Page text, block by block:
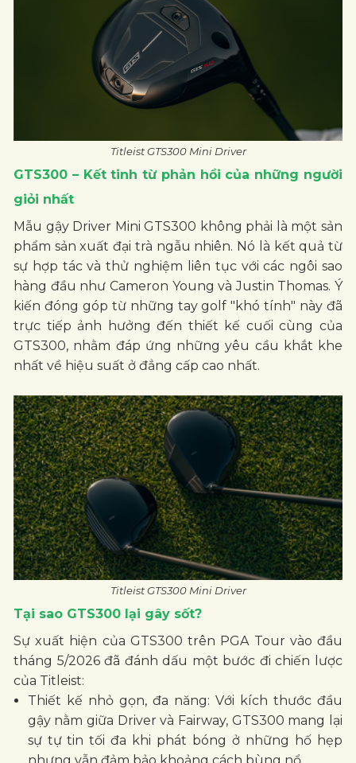
Titleist GTS300 Mini Driver
GTS300 – Kết tinh từ phản hồi của những người
giỏi nhất
Mẫu gậy Driver Mini GTS300 không phải là một sản
phẩm sản xuất đại trà ngẫu nhiên. Nó là kết quả từ
sự hợp tác và thử nghiệm liên tục với các ngôi sao
hàng đầu như Cameron Young và Justin Thomas. Ý
kiến đóng góp từ những tay golf "khó tính" này đã
trực tiếp ảnh hưởng đến thiết kế cuối cùng của
GTS300, nhằm đáp ứng những yêu cầu khắt khe
nhất về hiệu suất ở đẳng cấp cao nhất.
Titleist GTS300 Mini Driver
Tại sao GTS300 lại gây sốt?
Sự xuất hiện của GTS300 trên PGA Tour vào đầu
tháng 5/2026 đã đánh dấu một bước đi chiến lược
của Titleist:
Thiết kế nhỏ gọn, đa năng: Với kích thước đầu
gậy nằm giữa Driver và Fairway, GTS300 mang lại
sự tự tin tối đa khi phát bóng ở những hố hẹp
nhưng vẫn đảm bảo khoảng cách bùng nổ.
Công nghệ Metalwood thế hệ mới: Thừa hưởng
toàn bộ tinh hoa công nghệ của dòng GTS, mẫu
mini driver này mang lại cảm giác đánh chắc chắn
và đường bóng ổn định hơn bao giờ hết.
Sự lựa chọn của các Pro: Trước khi chính thức ra
mắt, dòng GTS nói chung đã nhận được sự tin
tưởng của hơn 50 golfer chuyên nghiệp, và
GTS300 chính là mảnh ghép cuối cùng hoàn
thiện "gia đình" GTS trên Tour.